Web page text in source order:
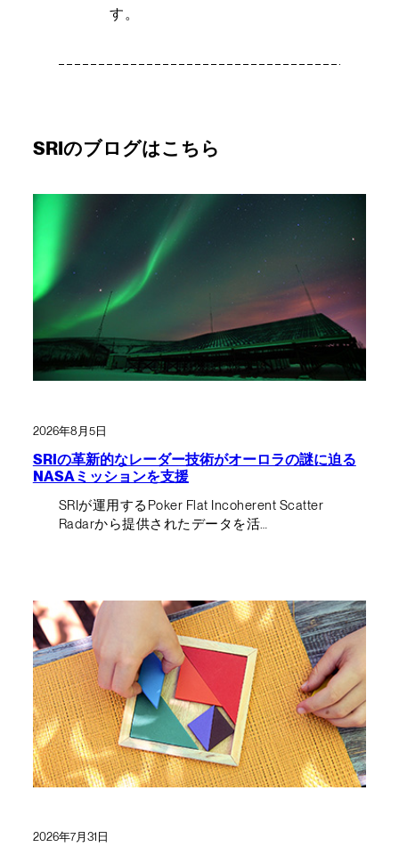
す。
SRIのブログはこちら
2026年8月5日
SRIの革新的なレーダー技術がオーロラの謎に迫る
NASAミッションを支援
SRIが運用するPoker Flat Incoherent Scatter
Radarから提供されたデータを活…
2026年7月31日